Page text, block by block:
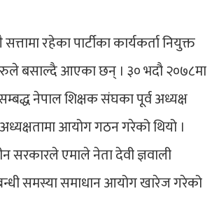
रहेका पार्टीका कार्यकर्ता नियुक्त
बसाल्दै आएका छन् । ३० भदौ २०७८मा
नेपाल शिक्षक संघका पूर्व अध्यक्ष
आयोग गठन गरेको थियो ।
सरकारले एमाले नेता देवी ज्ञवाली
समस्या समाधान आयोग खारेज गरेको